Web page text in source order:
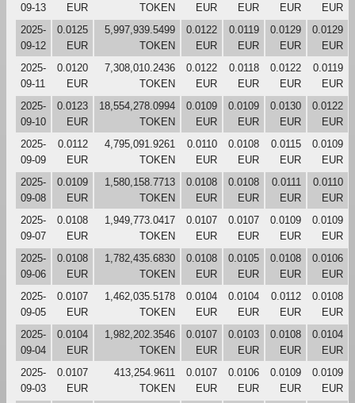
09-13
EUR
TOKEN
EUR
EUR
EUR
EUR
2025-
09-12
0.0125
EUR
5,997,939.5499
TOKEN
0.0122
EUR
0.0119
EUR
0.0129
EUR
0.0129
EUR
2025-
09-11
0.0120
EUR
7,308,010.2436
TOKEN
0.0122
EUR
0.0118
EUR
0.0122
EUR
0.0119
EUR
2025-
09-10
0.0123
EUR
18,554,278.0994
TOKEN
0.0109
EUR
0.0109
EUR
0.0130
EUR
0.0122
EUR
2025-
09-09
0.0112
EUR
4,795,091.9261
TOKEN
0.0110
EUR
0.0108
EUR
0.0115
EUR
0.0109
EUR
2025-
09-08
0.0109
EUR
1,580,158.7713
TOKEN
0.0108
EUR
0.0108
EUR
0.0111
EUR
0.0110
EUR
2025-
09-07
0.0108
EUR
1,949,773.0417
TOKEN
0.0107
EUR
0.0107
EUR
0.0109
EUR
0.0109
EUR
2025-
09-06
0.0108
EUR
1,782,435.6830
TOKEN
0.0108
EUR
0.0105
EUR
0.0108
EUR
0.0106
EUR
2025-
09-05
0.0107
EUR
1,462,035.5178
TOKEN
0.0104
EUR
0.0104
EUR
0.0112
EUR
0.0108
EUR
2025-
09-04
0.0104
EUR
1,982,202.3546
TOKEN
0.0107
EUR
0.0103
EUR
0.0108
EUR
0.0104
EUR
2025-
09-03
0.0107
EUR
413,254.9611
TOKEN
0.0107
EUR
0.0106
EUR
0.0109
EUR
0.0109
EUR